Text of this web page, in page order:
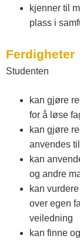
kjenner til
plass i
Ferdigheter
Studenten
kan gjøre
for å løse
kan gjøre
anvendes
kan
og andre
kan
over egen
veiledning
kan finne